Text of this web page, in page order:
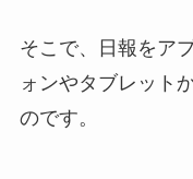
そこで、日報をア
ォンやタブレット
のです。